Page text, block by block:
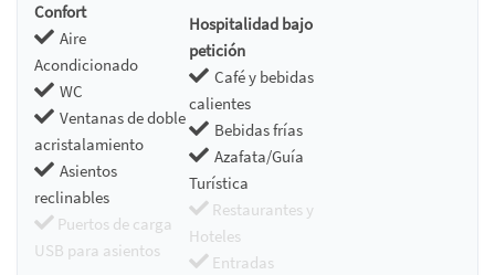
Confort
Aire
Acondicionado
WC
Ventanas de doble
acristalamiento
Asientos
reclinables
Puertos de carga
USB para asientos
Hospitalidad bajo
petición
Café y bebidas
calientes
Bebidas frías
Azafata/Guía
Turística
Restaurantes y
Hoteles
Entradas